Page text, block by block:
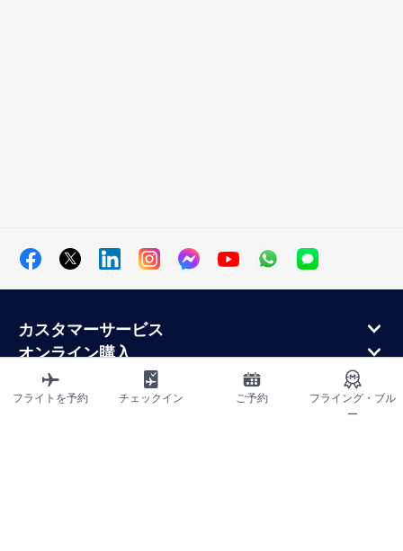
カスタマーサービス
オンライン購入
ロイヤルティプログラムと提携パートナー
エールフランス航空について
フライトを予約 チェックイン ご予約
フライング・ブル
ー